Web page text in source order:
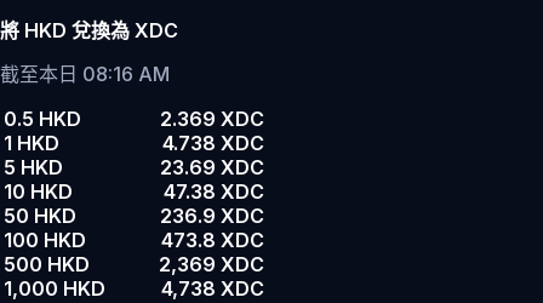
將 HKD 兌換為 XDC
截至本日 08:16 AM
0.5 HKD
2.369 XDC
1 HKD
4.738 XDC
5 HKD
23.69 XDC
10 HKD
47.38 XDC
50 HKD
236.9 XDC
100 HKD
473.8 XDC
500 HKD
2,369 XDC
1,000 HKD
4,738 XDC